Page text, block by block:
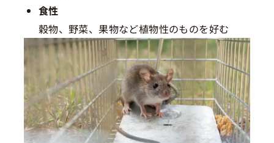
食性
穀物、野菜、果物など植物性のものを好む